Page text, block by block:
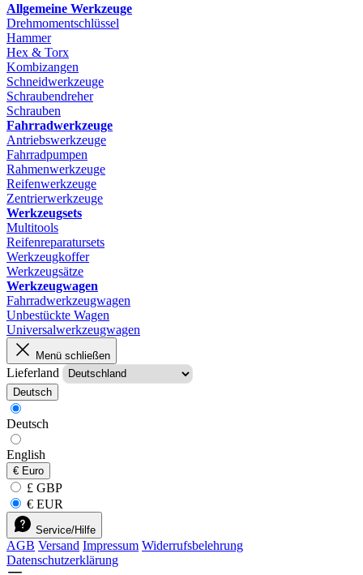
Allgemeine Werkzeuge
Drehmomentschlüssel
Hammer
Hex & Torx
Kombizangen
Schneidwerkzeuge
Schraubendreher
Schrauben
Fahrradwerkzeuge
Antriebswerkzeuge
Fahrradpumpen
Rahmenwerkzeuge
Reifenwerkzeuge
Zentrierwerkzeuge
Werkzeugsets
Multitools
Reifenreparatursets
Werkzeugkoffer
Werkzeugsätze
Werkzeugwagen
Fahrradwerkzeugwagen
Unbestückte Wagen
Universalwerkzeugwagen
Menü schließen
Lieferland
Deutsch
Deutsch
English
€ Euro
£ GBP
€ EUR
Service/Hilfe
AGB Versand Impressum Widerrufsbelehrung
Datenschutzerklärung